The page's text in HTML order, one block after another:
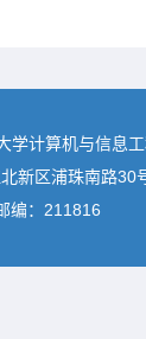
学计算机与信息
新区浦珠南路
编：211816